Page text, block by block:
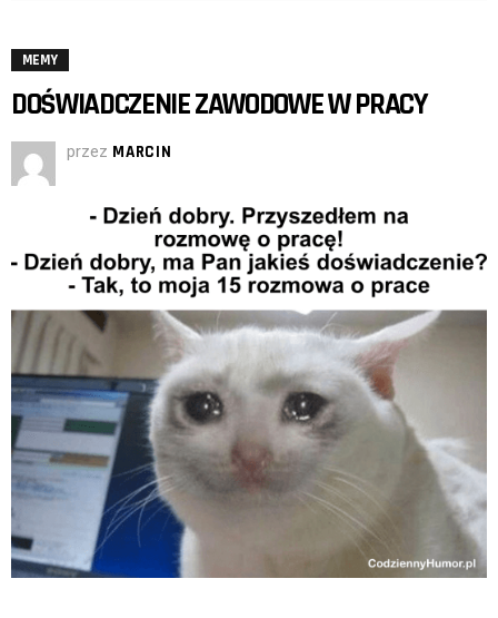
MEMY
DOŚWIADCZENIE ZAWODOWE W PRACY
przez MARCIN